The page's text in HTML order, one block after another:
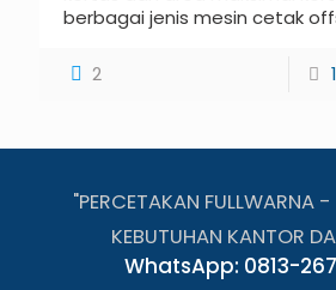
berbagai jenis mesin cetak
2 1
"PERCETAKAN FULLWARNA
KEBUTUHAN KANTOR
WhatsApp: 0813-